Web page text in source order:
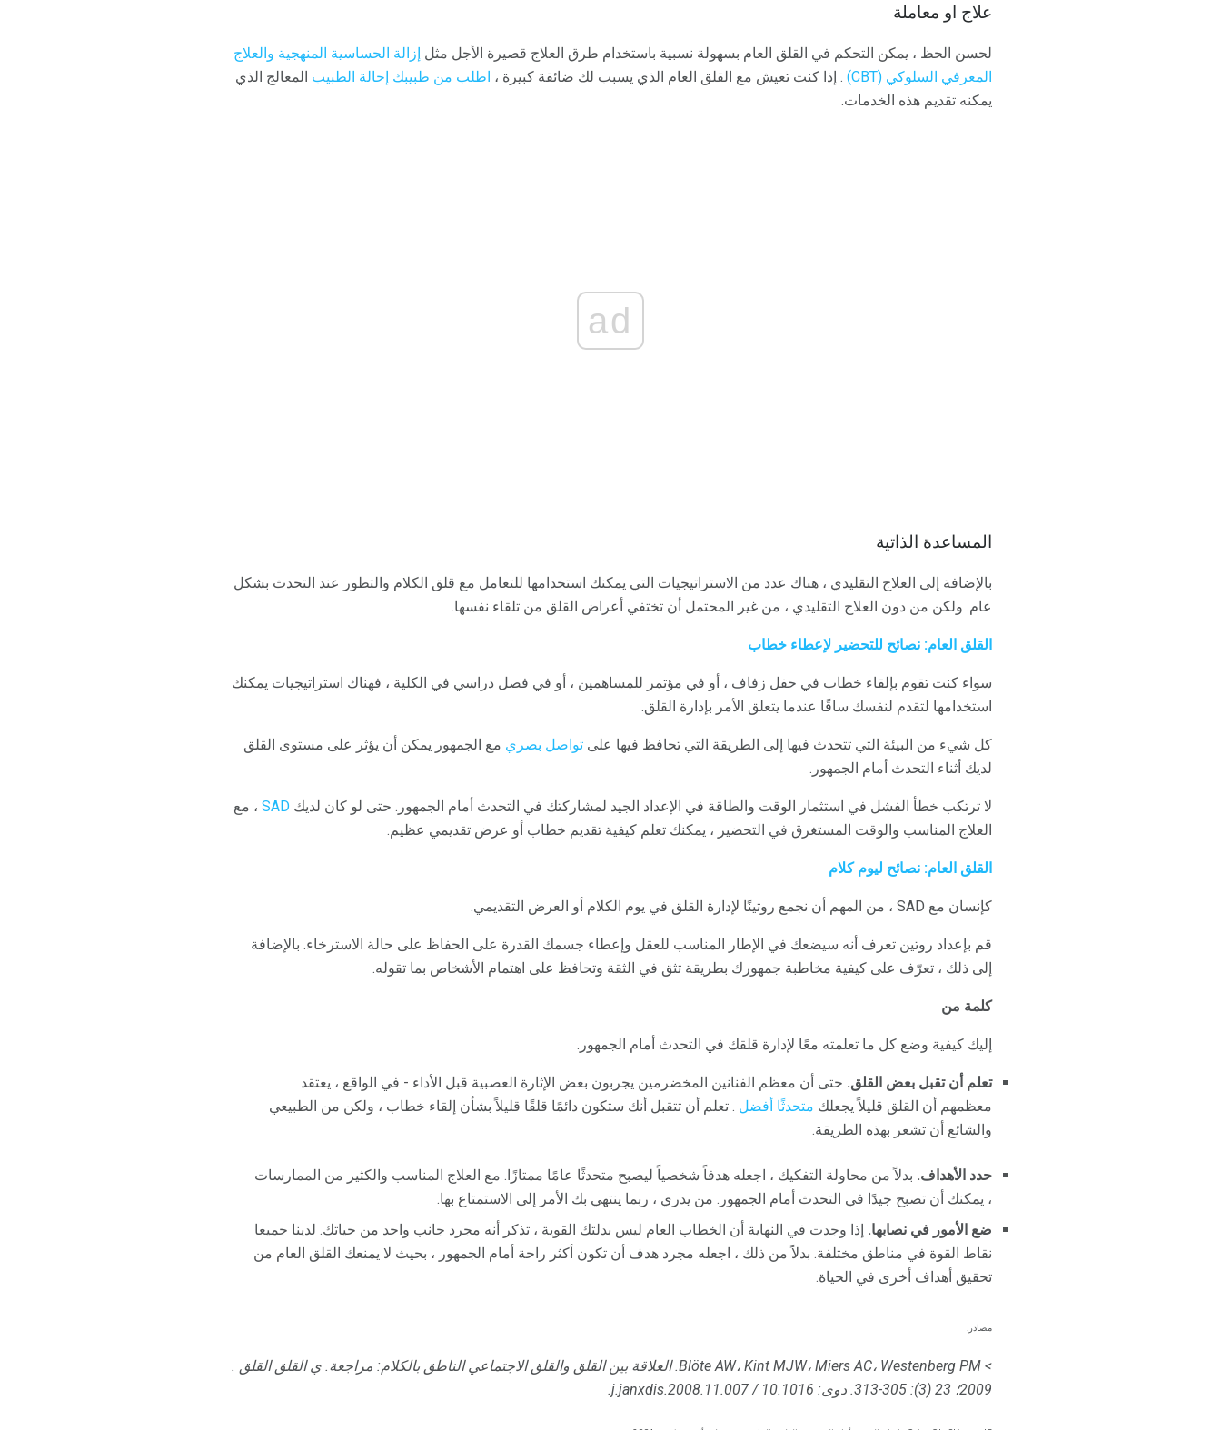
علاج او معاملة
لحسن الحظ ، يمكن التحكم في القلق العام بسهولة نسبية باستخدام طرق العلاج قصيرة الأجل مثل إزالة الحساسية المنهجية والعلاج
المعرفي السلوكي (CBT)
. إذا كنت تعيش مع القلق العام الذي يسبب لك ضائقة كبيرة ، اطلب من طبيبك إحالة الطبيب المعالج الذي
يمكنه تقديم هذه الخدمات.
ad
المساعدة الذاتية
بالإضافة إلى العلاج التقليدي ، هناك عدد من الاستراتيجيات التي يمكنك استخدامها للتعامل مع قلق الكلام والتطور عند التحدث بشكل
عام. ولكن من دون العلاج التقليدي ، من غير المحتمل أن تختفي أعراض القلق من تلقاء نفسها.
القلق العام: نصائح للتحضير لإعطاء خطاب
سواء كنت تقوم بإلقاء خطاب في حفل زفاف ، أو في مؤتمر للمساهمين ، أو في فصل دراسي في الكلية ، فهناك استراتيجيات يمكنك
استخدامها لتقدم لنفسك ساقًا عندما يتعلق الأمر بإدارة القلق.
كل شيء من البيئة التي تتحدث فيها إلى الطريقة التي تحافظ فيها على تواصل بصري مع الجمهور يمكن أن يؤثر على مستوى القلق
لديك أثناء التحدث أمام الجمهور.
لا ترتكب خطأ الفشل في استثمار الوقت والطاقة في الإعداد الجيد لمشاركتك في التحدث أمام الجمهور. حتى لو كان لديك SAD ، مع
العلاج المناسب والوقت المستغرق في التحضير ، يمكنك تعلم كيفية تقديم خطاب أو عرض تقديمي عظيم.
القلق العام: نصائح ليوم كلام
كإنسان مع SAD ، من المهم أن نجمع روتينًا لإدارة القلق في يوم الكلام أو العرض التقديمي.
قم بإعداد روتين تعرف أنه سيضعك في الإطار المناسب للعقل وإعطاء جسمك القدرة على الحفاظ على حالة الاسترخاء. بالإضافة
إلى ذلك ، تعرّف على كيفية مخاطبة جمهورك بطريقة تثق في الثقة وتحافظ على اهتمام الأشخاص بما تقوله.
كلمة من
إليك كيفية وضع كل ما تعلمته معًا لإدارة قلقك في التحدث أمام الجمهور.
تعلم أن تقبل بعض القلق. حتى أن معظم الفنانين المخضرمين يجربون بعض الإثارة العصبية قبل الأداء - في الواقع ، يعتقد
معظمهم أن القلق قليلاً يجعلك متحدثًا أفضل . تعلم أن تتقبل أنك ستكون دائمًا قلقًا قليلاً بشأن إلقاء خطاب ، ولكن من الطبيعي
والشائع أن تشعر بهذه الطريقة.
حدد الأهداف. بدلاً من محاولة التفكيك ، اجعله هدفاً شخصياً ليصبح متحدثًا عامًا ممتازًا. مع العلاج المناسب والكثير من الممارسات
، يمكنك أن تصبح جيدًا في التحدث أمام الجمهور. من يدري ، ربما ينتهي بك الأمر إلى الاستمتاع بها.
ضع الأمور في نصابها. إذا وجدت في النهاية أن الخطاب العام ليس بدلتك القوية ، تذكر أنه مجرد جانب واحد من حياتك. لدينا جميعا
نقاط القوة في مناطق مختلفة. بدلاً من ذلك ، اجعله مجرد هدف أن تكون أكثر راحة أمام الجمهور ، بحيث لا يمنعك القلق العام من
تحقيق أهداف أخرى في الحياة.
مصادر:
> Blöte AW، Kint MJW، Miers AC، Westenberg PM. العلاقة بين القلق والقلق الاجتماعي الناطق بالكلام: مراجعة. ي القلق القلق .
2009؛ 23 (3): 305-313.
دوى: 10.1016 / j.janxdis.2008.11.007.